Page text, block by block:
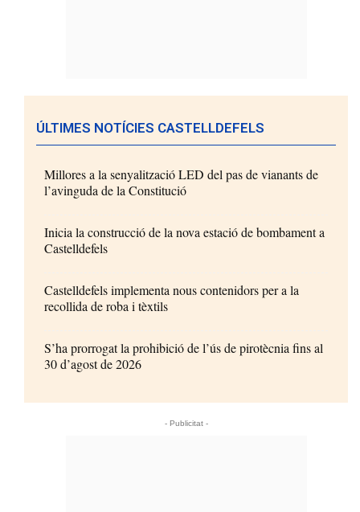
ÚLTIMES NOTÍCIES CASTELLDEFELS
Millores a la senyalització LED del pas de vianants de
l’avinguda de la Constitució
Inicia la construcció de la nova estació de bombament a
Castelldefels
Castelldefels implementa nous contenidors per a la
recollida de roba i tèxtils
S’ha prorrogat la prohibició de l’ús de pirotècnia fins al
30 d’agost de 2026
- Publicitat -